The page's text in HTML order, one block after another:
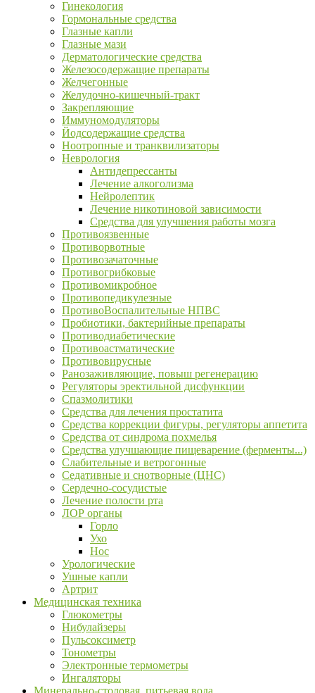
Гинекология
Гормональные средства
Глазные капли
Глазные мази
Дерматологические средства
Железосодержащие препараты
Желчегонные
Желудочно-кишечный-тракт
Закрепляющие
Иммуномодуляторы
Йодсодержащие средства
Ноотропные и транквилизаторы
Неврология
Антидепрессанты
Лечение алкоголизма
Нейролептик
Лечение никотиновой зависимости
Средства для улучшения работы мозга
Противоязвенные
Противорвотные
Противозачаточные
Противогрибковые
Противомикробное
Противопедикулезные
ПротивоВоспалительные НПВС
Пробиотики, бактерийные препараты
Противодиабетические
Противоастматические
Противовирусные
Ранозаживляющие, повыш регенерацию
Регуляторы эректильной дисфункции
Спазмолитики
Средства для лечения простатита
Средства коррекции фигуры, регуляторы аппетита
Средства от синдрома похмелья
Средства улучшающие пищеварение (ферменты...)
Слабительные и ветрогонные
Седативные и снотворные (ЦНС)
Сердечно-сосудистые
Лечение полости рта
ЛОР органы
Горло
Ухо
Нос
Урологические
Ушные капли
Артрит
Медицинская техника
Глюкометры
Нибулайзеры
Пульсоксиметр
Тонометры
Электронные термометры
Ингаляторы